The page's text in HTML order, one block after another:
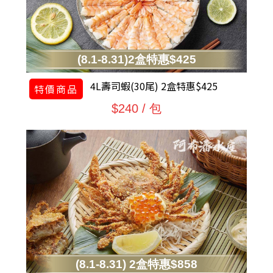
(8.1-8.31)2盒特惠$425
特價商品 4L壽司蝦(30尾) 2盒特惠$425
$240 / 包
(8.1-8.31) 2盒特惠$858